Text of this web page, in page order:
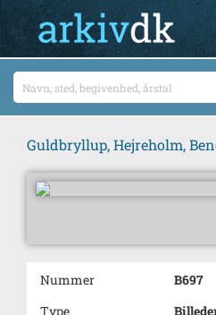
Guldbryllup, Hejreholm,
Nummer
B697
Type